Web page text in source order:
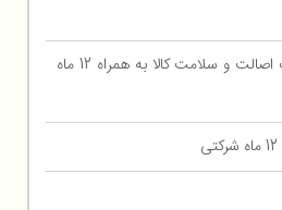
ضمانت اصالت و سلامت کالا به همراه 12 ماه